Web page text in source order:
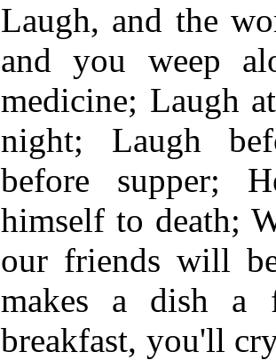
Laugh, and the
and you weep
medicine; Laugh
night; Laugh
before supper;
himself to death;
our friends will
makes a dish a
breakfast, you'll